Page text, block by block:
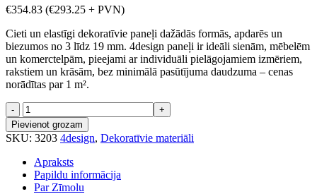
€354.83 (€293.25 + PVN)
Cieti un elastīgi dekoratīvie paneļi dažādās formās, apdarēs un
biezumos no 3 līdz 19 mm. 4design paneļi ir ideāli sienām, mēbelēm
un komerctelpām, pieejami ar individuāli pielāgojamiem izmēriem,
rakstiem un krāsām, bez minimālā pasūtījuma daudzuma – cenas
norādītas par 1 m².
Milled
P5F05
daudzums
Pievienot grozam
SKU: 3203 4design, Dekoratīvie materiāli
Apraksts
Papildu informācija
Par Zīmolu